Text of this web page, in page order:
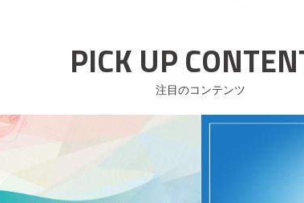
PICK UP
注目のコンテンツ